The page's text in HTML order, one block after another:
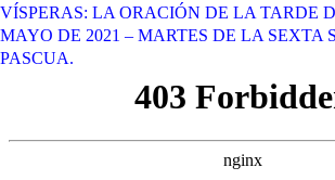
VÍSPERAS: LA ORACIÓN DE LA TARDE
MAYO DE 2021 – MARTES DE LA SEXTA
PASCUA.